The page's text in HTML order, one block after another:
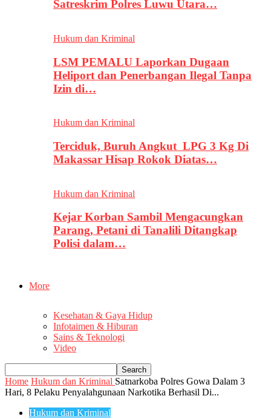
Satreskrim Polres Luwu Utara…
Hukum dan Kriminal
LSM PEMALU Laporkan Dugaan
Heliport dan Penerbangan Ilegal Tanpa
Izin di…
Hukum dan Kriminal
Terciduk, Buruh Angkut LPG 3 Kg Di
Makassar Hisap Rokok Diatas…
Hukum dan Kriminal
Kejar Korban Sambil Mengacungkan
Parang, Petani di Tanalili Ditangkap
Polisi dalam…
More
Kesehatan & Gaya Hidup
Infotaimen & Hiburan
Sains & Teknologi
Video
Home Hukum dan Kriminal Satnarkoba Polres Gowa Dalam 3
Hari, 8 Pelaku Penyalahgunaan Narkotika Berhasil Di...
Hukum dan Kriminal